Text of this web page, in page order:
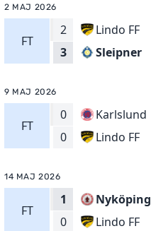
2 MAJ 2026
FT
2
3
Lindo FF
Sleipner
9 MAJ 2026
FT
0
0
Karlslund
Lindo FF
14 MAJ 2026
FT
1
0
Nyköping
Lindo FF